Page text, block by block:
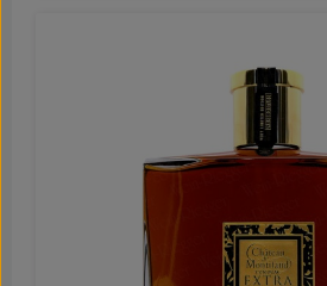
Paradebeispiel für diese
harmonische Kombination von
Finesse.Der Vieux Pineau Blanc
zu Colombard mit Ugni-Blanc. Die
bringt fruchtige Aromen von
während der Ugni-Blanc für
gewisse Frische bringt. Das
ausdrucksstarker und
einem warmen, langanhaltenden
der Nase und am Gaumen
Mischung aus getrockneten